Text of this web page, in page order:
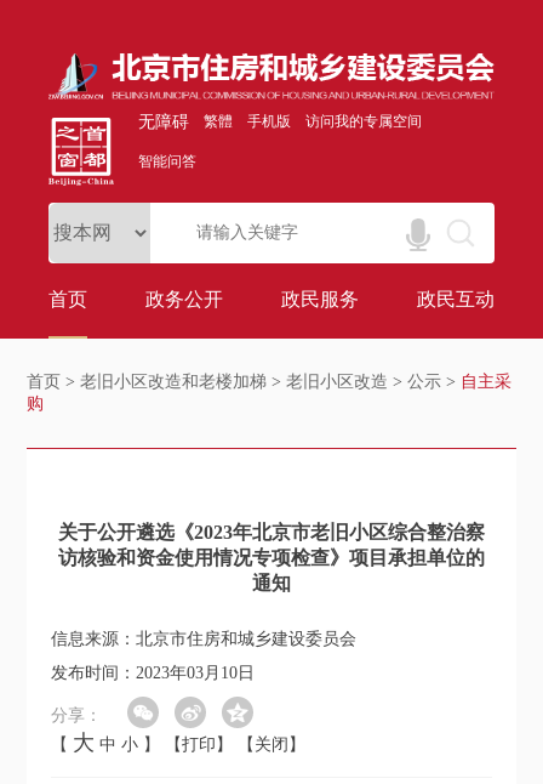
无障碍 繁體 手机版 访问我的专属空间
智能问答
首页 政务公开 政民服务 政民互动
首页 >老旧小区改造和老楼加梯 >老旧小区改造 >公示 > 自主采
购
关于公开遴选《2023年北京市老旧小区综合整治察
访核验和资金使用情况专项检查》项目承担单位的
通知
信息来源：北京市住房和城乡建设委员会
发布时间：2023年03月10日
分享：
【 大 中 小 】 【打印】 【关闭】